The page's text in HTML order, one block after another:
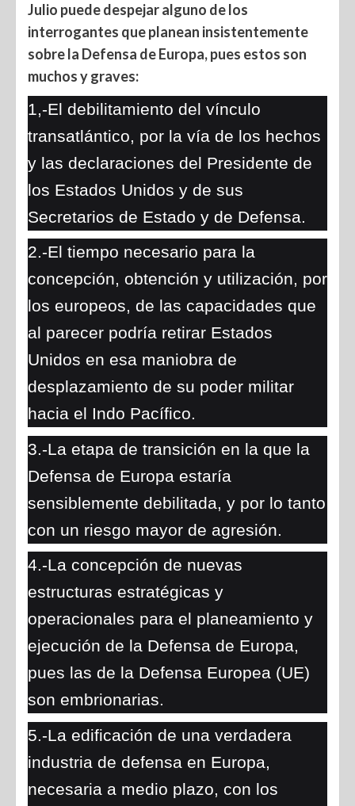
Julio puede despejar alguno de los
interrogantes que planean insistentemente
sobre la Defensa de Europa, pues estos son
muchos y graves:
1,-El debilitamiento del vínculo
transatlántico, por la vía de los hechos
y las declaraciones del Presidente de
los Estados Unidos y de sus
Secretarios de Estado y de Defensa.
2.-El tiempo necesario para la
concepción, obtención y utilización, por
los europeos, de las capacidades que
al parecer podría retirar Estados
Unidos en esa maniobra de
desplazamiento de su poder militar
hacia el Indo Pacífico.
3.-La etapa de transición en la que la
Defensa de Europa estaría
sensiblemente debilitada, y por lo tanto
con un riesgo mayor de agresión.
4.-La concepción de nuevas
estructuras estratégicas y
operacionales para el planeamiento y
ejecución de la Defensa de Europa,
pues las de la Defensa Europea (UE)
son embrionarias.
5.-La edificación de una verdadera
industria de defensa en Europa,
necesaria a medio plazo, con los